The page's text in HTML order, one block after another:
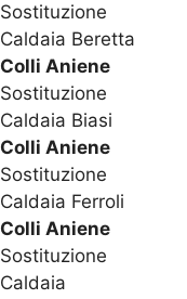
Sostituzione
Caldaia Beretta
Colli Aniene
Sostituzione
Caldaia Biasi
Colli Aniene
Sostituzione
Caldaia Ferroli
Colli Aniene
Sostituzione
Caldaia